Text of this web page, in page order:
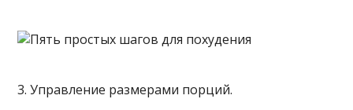
3. Управление размерами порций.